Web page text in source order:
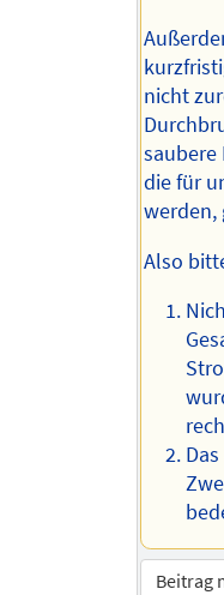
nicht
saubere
die für
werden,
Also
Beitrag